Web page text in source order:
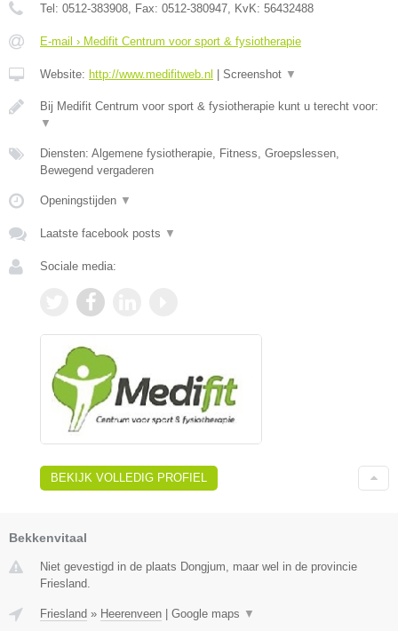
Tel: 0512-383908 , Fax: 0512-380947 , KvK: 56432488
E-mail › Medifit Centrum voor sport & fysiotherapie
Website: http://www.medifitweb.nl Screenshot ▼
Bij Medifit Centrum voor sport & fysiotherapie kunt u terecht voor:
▼
Diensten: Algemene fysiotherapie, Fitness, Groepslessen,
Bewegend vergaderen
Openingstijden ▼
Laatste facebook posts ▼
Sociale media:
BEKIJK VOLLEDIG PROFIEL
Bekkenvitaal
Niet gevestigd in de plaats Dongjum, maar wel in de provincie
Friesland.
Friesland » Heerenveen Google maps ▼